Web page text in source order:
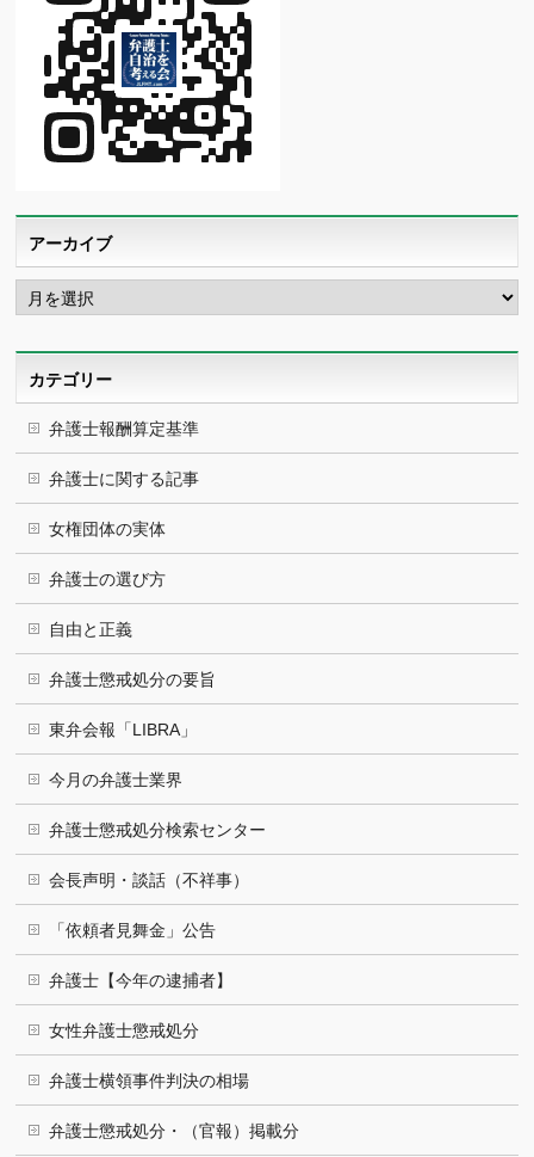
アーカイブ
ア
ー
カ
カテゴリー
弁護士報酬算定基準
弁護士に関する記事
女権団体の実体
弁護士の選び方
自由と正義
弁護士懲戒処分の要旨
東弁会報「LIBRA」
今月の弁護士業界
弁護士懲戒処分検索センター
会長声明・談話（不祥事）
「依頼者見舞金」公告
弁護士【今年の逮捕者】
女性弁護士懲戒処分
弁護士横領事件判決の相場
弁護士懲戒処分・（官報）掲載分